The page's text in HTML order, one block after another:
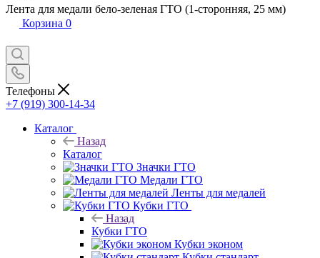
Лента для медали бело-зеленая ГТО (1-сторонняя, 25 мм)
Корзина 0
Телефоны
+7 (919) 300-14-34
Каталог
Назад
Каталог
Значки ГТО
Медали ГТО
Ленты для медалей
Кубки ГТО
Назад
Кубки ГТО
Кубки эконом